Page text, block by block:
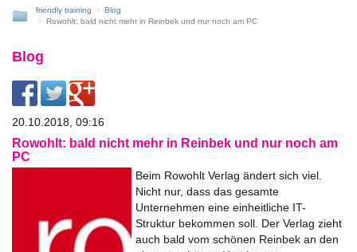
friendly training
Blog
Rowohlt: bald nicht mehr in Reinbek und nur noch am PC
Blog
20.10.2018, 09:16
Rowohlt: bald nicht mehr in Reinbek und nur noch am
PC
Beim Rowohlt Verlag ändert sich viel.
Nicht nur, dass das gesamte
Unternehmen eine einheitliche IT-
Struktur bekommen soll. Der Verlag zieht
auch bald vom schönen Reinbek an den